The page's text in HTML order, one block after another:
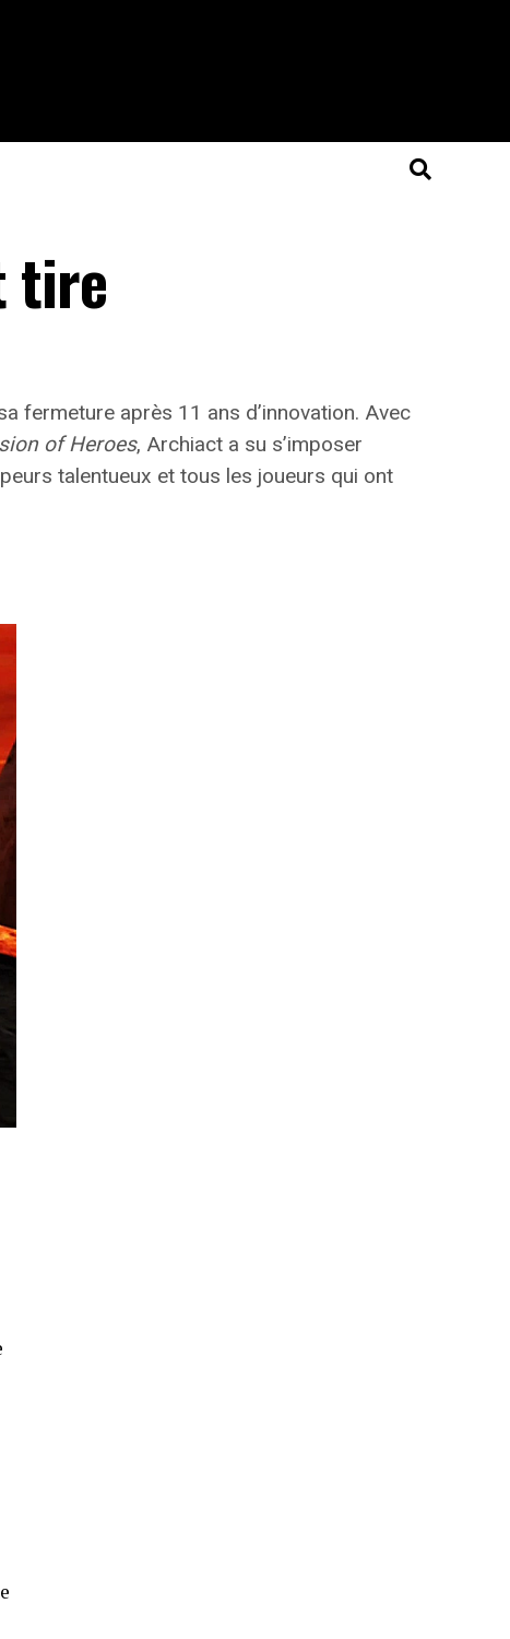
tire
fermeture après 11 ans d’innovation. Avec
of Heroes, Archiact a su s’imposer
talentueux et tous les joueurs qui ont